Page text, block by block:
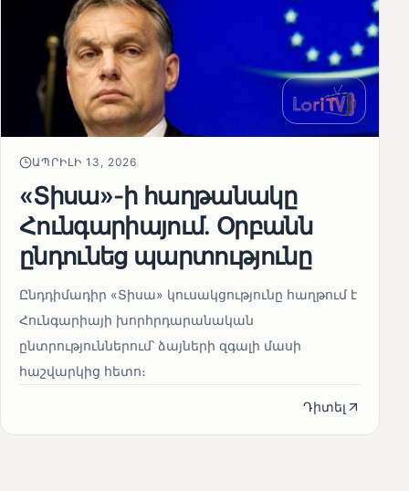
ԱՊՐԻԼԻ 13, 2026
«Տիսա»-ի հաղթանակը
Հունգարիայում․ Օրբանն
ընդունեց պարտությունը
Ընդդիմադիր «Տիսա» կուսակցությունը հաղթում է
Հունգարիայի խորհրդարանական
ընտրություններում՝ ձայների զգալի մասի
հաշվարկից հետո։
Դիտել